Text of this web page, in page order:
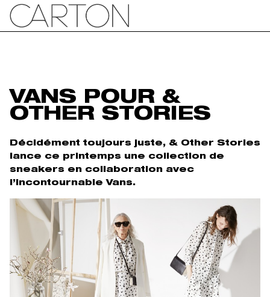
VANS POUR &
OTHER STORIES
Décidément toujours juste, & Other Stories
lance ce printemps une collection de
sneakers en collaboration avec
l’incontournable Vans.